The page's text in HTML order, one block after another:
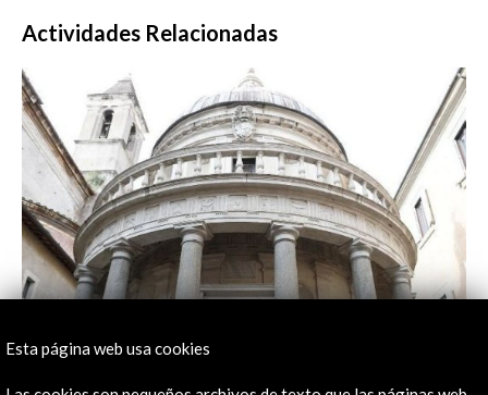
Actividades Relacionadas
Esta página web usa cookies